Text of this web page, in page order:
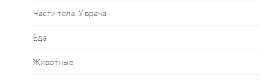
Части тела. У врача
Еда
Животные